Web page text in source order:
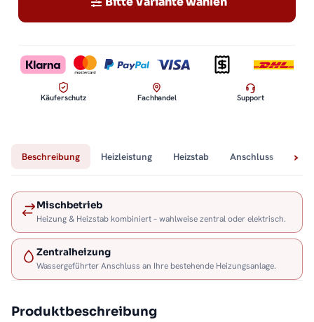
Käuferschutz Fachhandel Support
Beschreibung Heizleistung Heizstab Anschluss
Mischbetrieb
Heizung & Heizstab kombiniert – wahlweise zentral oder elektrisch.
Zentralheizung
Wassergeführter Anschluss an Ihre bestehende Heizungsanlage.
Produktbeschreibung